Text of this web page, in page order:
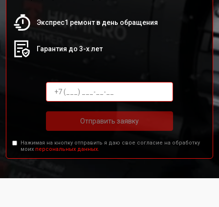
Экспрес1 ремонт в день обращения
Гарантия до 3-х лет
Отправить заявку
Нажимая на кнопку отправить я даю свое согласие на обработку
моих персональных данных.